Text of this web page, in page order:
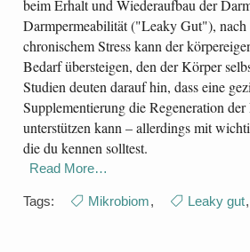
beim Erhalt und Wiederaufbau der
Darmpermeabilität ("Leaky Gut"), nach
chronischem Stress kann der
Bedarf übersteigen, den der Körper
Studien deuten darauf hin, dass eine
Supplementierung die Regeneration
unterstützen kann – allerdings mit
die du kennen solltest.
Read More…
Tags: Mikrobiom, Leaky gut,